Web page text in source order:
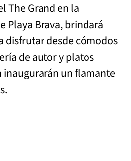
The Grand en la
Playa Brava, brindará
disfrutar desde cómodos
de autor y platos
inaugurarán un flamante